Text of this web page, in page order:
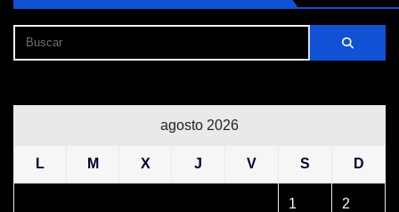
agosto 2026
L M X J V S D
1 2